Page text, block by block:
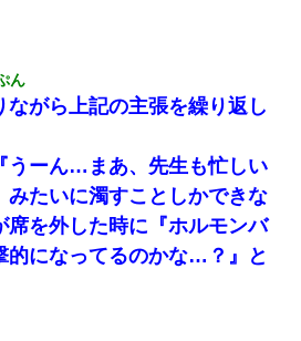
たって本当？私が付き合ってもい
逃げてきた。どう扱ったらいいのかわ
「最新型のiPhoneも買えない貧乏は嫌
親と暮らせ」息子「やった＾＾」私
…）
ん
ながら上記の主張を繰り返し
うーん…まあ、先生も忙しい
たいに濁すことしかできな
席を外した時に『ホルモンバ
的になってるのかな…？』と